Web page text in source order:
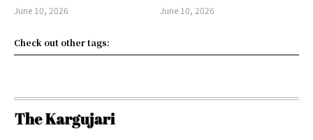
June 10, 2026 June 10, 2026
Check out other tags: